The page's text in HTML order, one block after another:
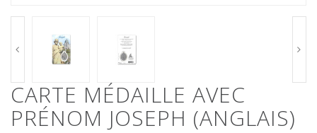
CARTE MÉDAILLE AVEC
PRÉNOM JOSEPH (ANGLAIS)